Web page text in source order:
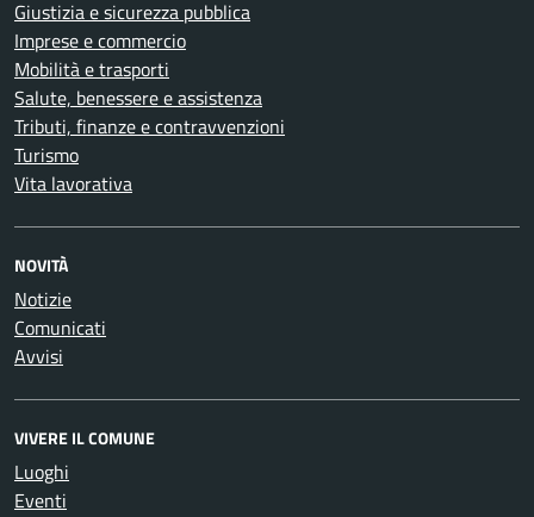
Giustizia e sicurezza pubblica
Imprese e commercio
Mobilità e trasporti
Salute, benessere e assistenza
Tributi, finanze e contravvenzioni
Turismo
Vita lavorativa
NOVITÀ
Notizie
Comunicati
Avvisi
VIVERE IL COMUNE
Luoghi
Eventi